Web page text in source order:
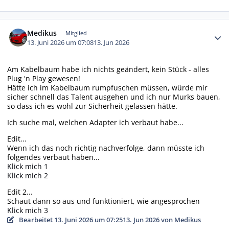
Medikus Mitglied
13. Juni 2026 um 07:0813. Jun 2026
Am Kabelbaum habe ich nichts geändert, kein Stück - alles
Plug 'n Play gewesen!
Hätte ich im Kabelbaum rumpfuschen müssen, würde mir
sicher schnell das Talent ausgehen und ich nur Murks bauen,
so dass ich es wohl zur Sicherheit gelassen hätte.
Ich suche mal, welchen Adapter ich verbaut habe...
Edit...
Wenn ich das noch richtig nachverfolge, dann müsste ich
folgendes verbaut haben...
Klick mich 1
Klick mich 2
Edit 2...
Schaut dann so aus und funktioniert, wie angesprochen
Klick mich 3
Bearbeitet 13. Juni 2026 um 07:2513. Jun 2026von Medikus